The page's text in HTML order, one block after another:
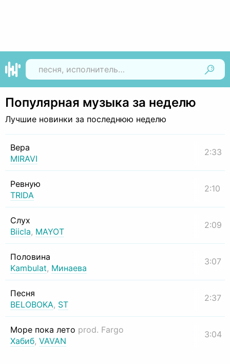
Популярная музыка за неделю
Лучшие новинки за последнюю неделю
Вера
MIRAVI
2:33
Ревную
TRIDA
2:10
Слух
Biicla, MAYOT
2:09
Половина
Kambulat, Минаева
3:07
Песня
BELOBOKA, ST
2:37
Море пока лето prod. Fargo
Хабиб, VAVAN
3:04